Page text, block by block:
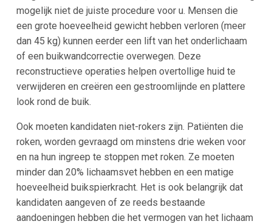
mogelijk niet de juiste procedure voor u. Mensen die
een grote hoeveelheid gewicht hebben verloren (meer
dan 45 kg) kunnen eerder een lift van het onderlichaam
of een buikwandcorrectie overwegen. Deze
reconstructieve operaties helpen overtollige huid te
verwijderen en creëren een gestroomlijnde en plattere
look rond de buik.
Ook moeten kandidaten niet-rokers zijn. Patiënten die
roken, worden gevraagd om minstens drie weken voor
en na hun ingreep te stoppen met roken. Ze moeten
minder dan 20% lichaamsvet hebben en een matige
hoeveelheid buikspierkracht. Het is ook belangrijk dat
kandidaten aangeven of ze reeds bestaande
aandoeningen hebben die het vermogen van het lichaam